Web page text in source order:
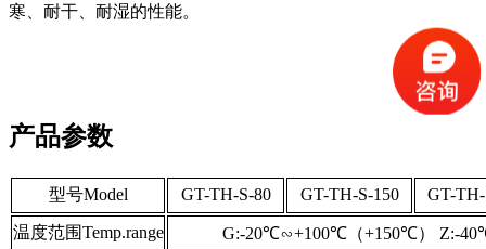
寒、耐干、耐湿的性能。
产品参数
型号Model GT-TH-S-80 GT-TH-S-150 GT-
温度范围Temp.range
G:-20℃∽+100℃（+150℃） Z:-